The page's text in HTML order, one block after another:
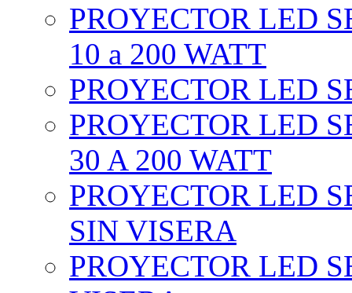
PROYECTOR LED
10 a 200 WATT
PROYECTOR LED
PROYECTOR LED
30 A 200 WATT
PROYECTOR LED
SIN VISERA
PROYECTOR LED